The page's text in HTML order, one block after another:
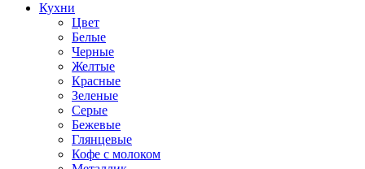
Кухни
Цвет
Белые
Черные
Желтые
Красные
Зеленые
Серые
Бежевые
Глянцевые
Кофе с молоком